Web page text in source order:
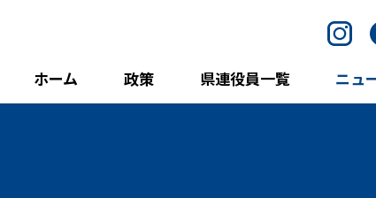
ホーム 政策 県連役員一覧 ニュ